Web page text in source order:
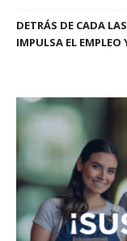
DETRÁS DE CADA
IMPULSA EL EMPLEO